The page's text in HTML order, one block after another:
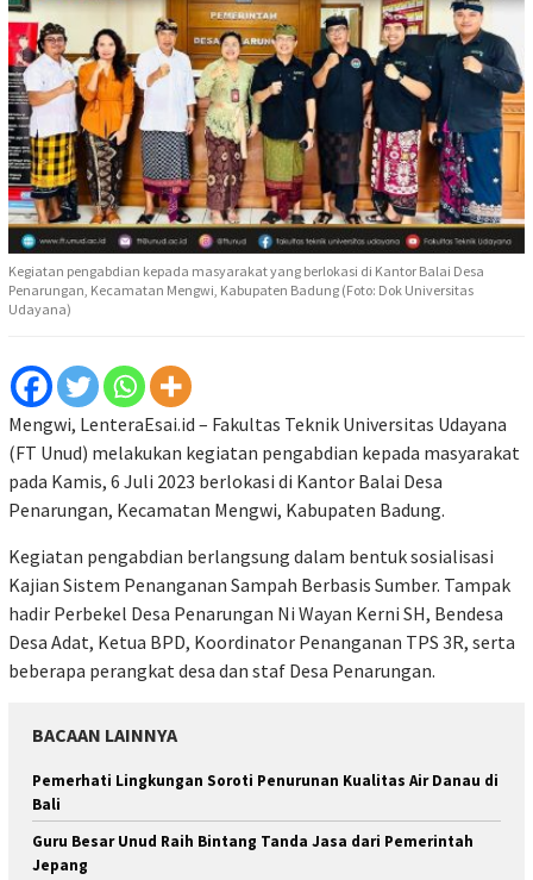
Kegiatan pengabdian kepada masyarakat yang berlokasi di Kantor Balai Desa
Penarungan, Kecamatan Mengwi, Kabupaten Badung (Foto: Dok Universitas
Udayana)
Mengwi, LenteraEsai.id – Fakultas Teknik Universitas Udayana
(FT Unud) melakukan kegiatan pengabdian kepada masyarakat
pada Kamis, 6 Juli 2023 berlokasi di Kantor Balai Desa
Penarungan, Kecamatan Mengwi, Kabupaten Badung.
Kegiatan pengabdian berlangsung dalam bentuk sosialisasi
Kajian Sistem Penanganan Sampah Berbasis Sumber. Tampak
hadir Perbekel Desa Penarungan Ni Wayan Kerni SH, Bendesa
Desa Adat, Ketua BPD, Koordinator Penanganan TPS 3R, serta
beberapa perangkat desa dan staf Desa Penarungan.
BACAAN LAINNYA
Pemerhati Lingkungan Soroti Penurunan Kualitas Air Danau di
Bali
Guru Besar Unud Raih Bintang Tanda Jasa dari Pemerintah
Jepang